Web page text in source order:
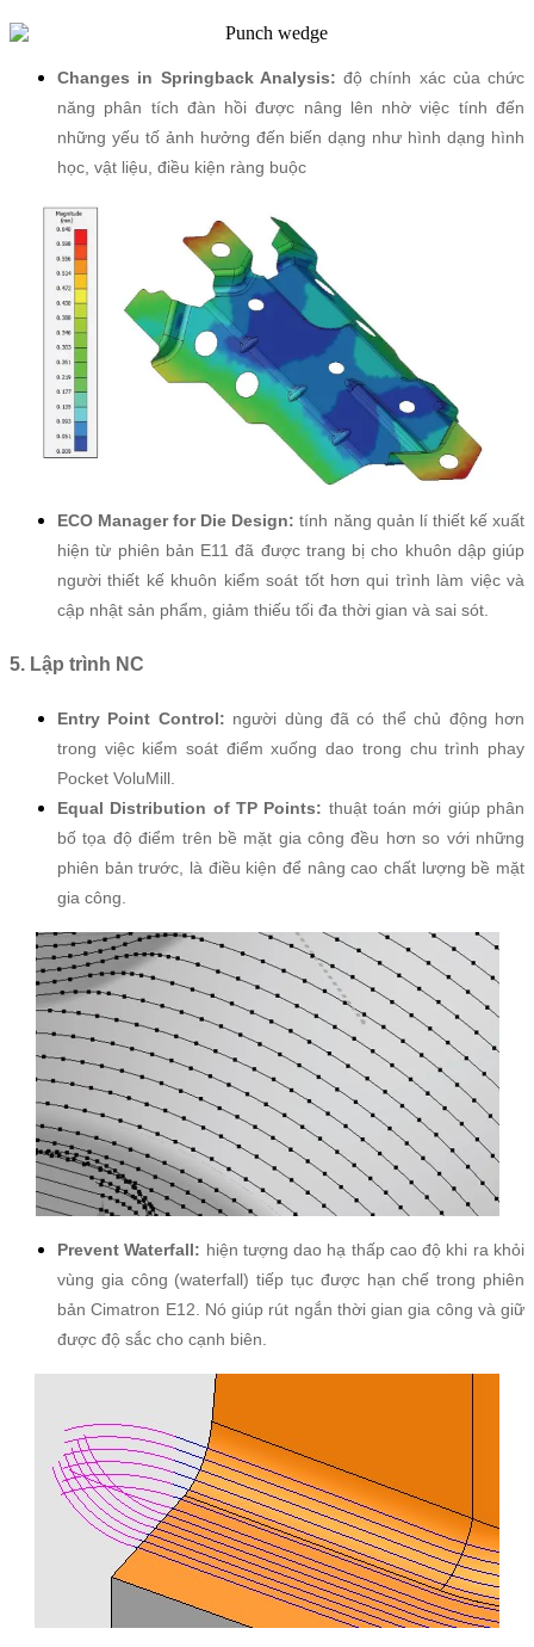
Changes in Springback Analysis: độ chính xác của chức
năng phân tích đàn hồi được nâng lên nhờ việc tính đến
những yếu tố ảnh hưởng đến biến dạng như hình dạng hình
học, vật liệu, điều kiện ràng buộc
ECO Manager for Die Design: tính năng quản lí thiết kế xuất
hiện từ phiên bản E11 đã được trang bị cho khuôn dập giúp
người thiết kế khuôn kiểm soát tốt hơn qui trình làm việc và
cập nhật sản phẩm, giảm thiếu tối đa thời gian và sai sót.
5. Lập trình NC
Entry Point Control: người dùng đã có thể chủ động hơn
trong việc kiểm soát điểm xuống dao trong chu trình phay
Pocket VoluMill.
Equal Distribution of TP Points: thuật toán mới giúp phân
bố tọa độ điểm trên bề mặt gia công đều hơn so với những
phiên bản trước, là điều kiện để nâng cao chất lượng bề mặt
gia công.
Prevent Waterfall: hiện tượng dao hạ thấp cao độ khi ra khỏi
vùng gia công (waterfall) tiếp tục được hạn chế trong phiên
bản Cimatron E12. Nó giúp rút ngắn thời gian gia công và giữ
được độ sắc cho cạnh biên.